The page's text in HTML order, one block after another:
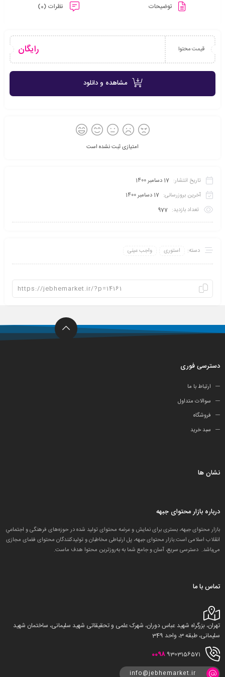
توضیحات نظرات (0)
قیمت محتوا رایگان
مشاهده و دانلود
امتیازی ثبت نشده است
تاریخ انتشار: 17 دسامبر 1400
آخرین بروزرسانی: 17 دسامبر 1400
تعداد بازدید: 977
دسته: استوری واجب عینی
دسترسی فوری
ارتباط با ما
سوالات متداول
فروشگاه
سبد خرید
نشان ها
درباره بازار محتوای جبهه
بازار محتوای جبهه، بستری برای نمایش و عرضه محتوای تولید شده در حوزه‌های فرهنگی و اجتماعیِ
انقلاب اسلامی است.بازار محتوای جبهه، پل ارتباطی مخاطبان و تولید‌کنندگان محتوای فضای مجازی
می‌باشد. دسترسی سریع، آسان و جامع شما به به‌روزترین محتوا هدف ماست.
تماس با ما
تهران، بزرگراه شهید عباس دوران، شهرک علمی و تحقیقاتی شهید سلیمانی، ساختمان شهید
سلیمانی، طبقه 3، واحد 349
0098 9303156571
info@jebhemarket.ir